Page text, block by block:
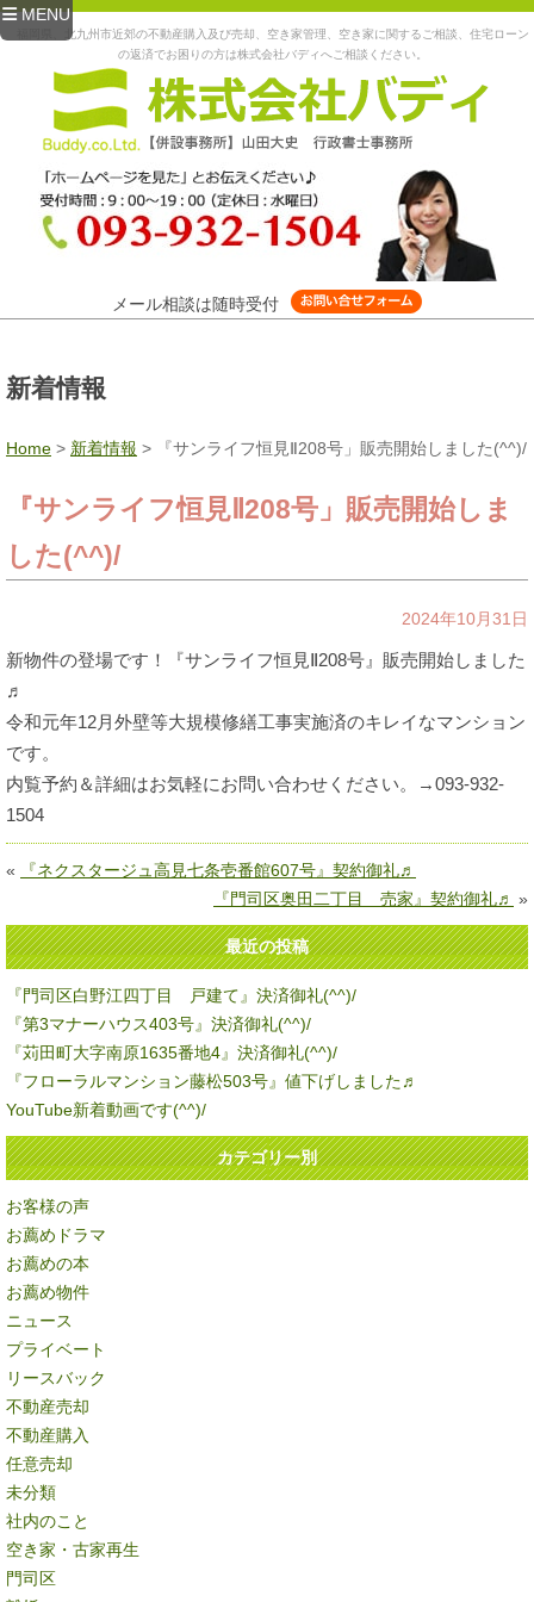
MENU
福岡県、北九州市近郊の不動産購入及び売却、空き家管理、空き家に関するご相談、住宅ローン
の返済でお困りの方は株式会社バディへご相談ください。
メール相談は随時受付
新着情報
Home > 新着情報 > 『サンライフ恒見Ⅱ208号」販売開始しました(^^)/
『サンライフ恒見Ⅱ208号」販売開始しま
した(^^)/
2024年10月31日
新物件の登場です！『サンライフ恒見Ⅱ208号』販売開始しました
♬
令和元年12月外壁等大規模修繕工事実施済のキレイなマンション
です。
内覧予約＆詳細はお気軽にお問い合わせください。→093-932-
1504
«
『ネクスタージュ高見七条壱番館607号』契約御礼♬
『門司区奥田二丁目 売家』契約御礼♬ »
最近の投稿
『門司区白野江四丁目 戸建て』決済御礼(^^)/
『第3マナーハウス403号』決済御礼(^^)/
『苅田町大字南原1635番地4』決済御礼(^^)/
『フローラルマンション藤松503号』値下げしました♬
YouTube新着動画です(^^)/
カテゴリー別
お客様の声
お薦めドラマ
お薦めの本
お薦め物件
ニュース
プライベート
リースバック
不動産売却
不動産購入
任意売却
未分類
社内のこと
空き家・古家再生
門司区